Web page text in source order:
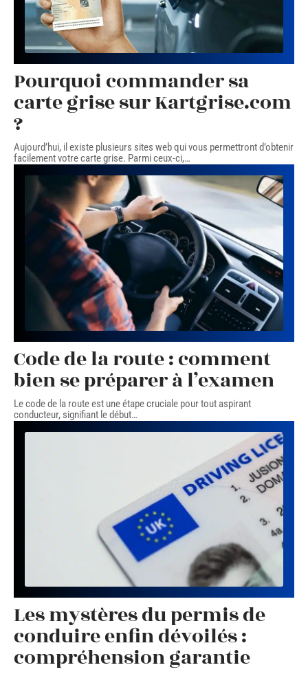
Pourquoi commander sa
carte grise sur Kartgrise.com
?
Aujourd’hui, il existe plusieurs sites web qui vous permettront d’obtenir
facilement votre carte grise. Parmi ceux-ci,…
Code de la route : comment
bien se préparer à l’examen
Le code de la route est une étape cruciale pour tout aspirant
conducteur, signifiant le début…
Les mystères du permis de
conduire enfin dévoilés :
compréhension garantie